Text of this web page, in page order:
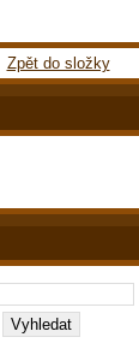
Zpět do složky